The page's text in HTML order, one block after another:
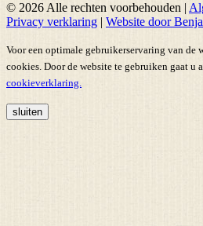
© 2026 Alle rechten voorbehouden |
Privacy verklaring | Website door
Voor een optimale gebruikerservaring van de
cookies. Door de website te gebruiken gaat u
cookieverklaring.
sluiten